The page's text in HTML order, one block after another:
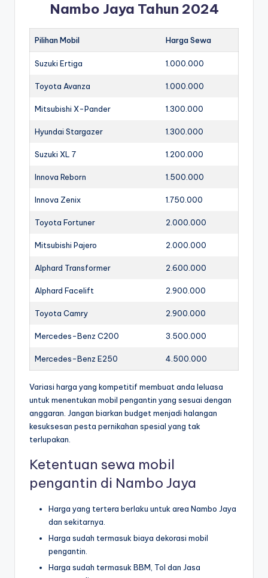
Nambo Jaya Tahun 2024
Pilihan Mobil Harga Sewa
Suzuki Ertiga 1.000.000
Toyota Avanza 1.000.000
Mitsubishi X-Pander 1.300.000
Hyundai Stargazer 1.300.000
Suzuki XL 7 1.200.000
Innova Reborn 1.500.000
Innova Zenix 1.750.000
Toyota Fortuner 2.000.000
Mitsubishi Pajero 2.000.000
Alphard Transformer 2.600.000
Alphard Facelift 2.900.000
Toyota Camry 2.900.000
Mercedes-Benz C200 3.500.000
Mercedes-Benz E250 4.500.000
Variasi harga yang kompetitif membuat anda leluasa
untuk menentukan mobil pengantin yang sesuai dengan
anggaran. Jangan biarkan budget menjadi halangan
kesuksesan pesta pernikahan spesial yang tak
terlupakan.
Ketentuan sewa mobil
pengantin di Nambo Jaya
Harga yang tertera berlaku untuk area Nambo Jaya
dan sekitarnya.
Harga sudah termasuk biaya dekorasi mobil
pengantin.
Harga sudah termasuk BBM, Tol dan Jasa